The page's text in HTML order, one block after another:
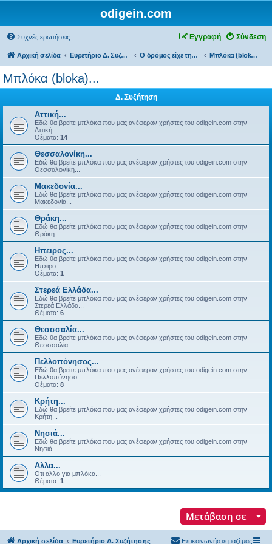
odigein.com
Συχνές ερωτήσεις Σύνδεση
Εγγραφή
Αρχική σελίδα Ευρετήριο Δ. Συζήτησης Ο δρόμος είχε την δική του Ιστορία... Μπλόκα (bloka)...
Μπλόκα (bloka)...
Δ. Συζήτηση
Αττική...
Εδώ θα βρείτε μπλόκα που μας ανέφεραν χρήστες του odigein.com στην
Αττική...
Θέματα: 14
Θεσσαλονίκη...
Εδώ θα βρείτε μπλόκα που μας ανέφεραν χρήστες του odigein.com στην
Θεσσαλονίκη...
Μακεδονία...
Εδώ θα βρείτε μπλόκα που μας ανέφεραν χρήστες του odigein.com στην
Μακεδονία...
Θράκη...
Εδώ θα βρείτε μπλόκα που μας ανέφεραν χρήστες του odigein.com στην
Θράκη...
Ηπειρος...
Εδώ θα βρείτε μπλόκα που μας ανέφεραν χρήστες του odigein.com στην
Ηπειρο...
Θέματα: 1
Στερεά Ελλάδα...
Εδώ θα βρείτε μπλόκα που μας ανέφεραν χρήστες του odigein.com στην
Στερεά Ελλάδα...
Θέματα: 6
Θεσσσαλία...
Εδώ θα βρείτε μπλόκα που μας ανέφεραν χρήστες του odigein.com στην
Θεσσσαλία...
Πελλοπόνησος...
Εδώ θα βρείτε μπλόκα που μας ανέφεραν χρήστες του odigein.com στην
Πελλοπόνησο...
Θέματα: 8
Κρήτη...
Εδώ θα βρείτε μπλόκα που μας ανέφεραν χρήστες του odigein.com στην
Κρήτη...
Νησιά...
Εδώ θα βρείτε μπλόκα που μας ανέφεραν χρήστες του odigein.com στην
Νησιά...
Αλλα...
Οτι αλλο για μπλόκα...
Θέματα: 1
Μετάβαση σε
Αρχική σελίδα Ευρετήριο Δ. Συζήτησης Επικοινωνήστε μαζί μας